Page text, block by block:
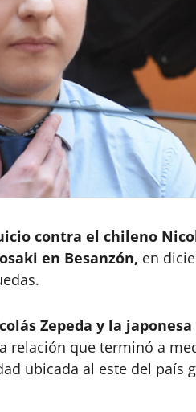
contra el chileno
en Besanzón, en
Zepeda y la
relación que terminó a
ubicada al este del país